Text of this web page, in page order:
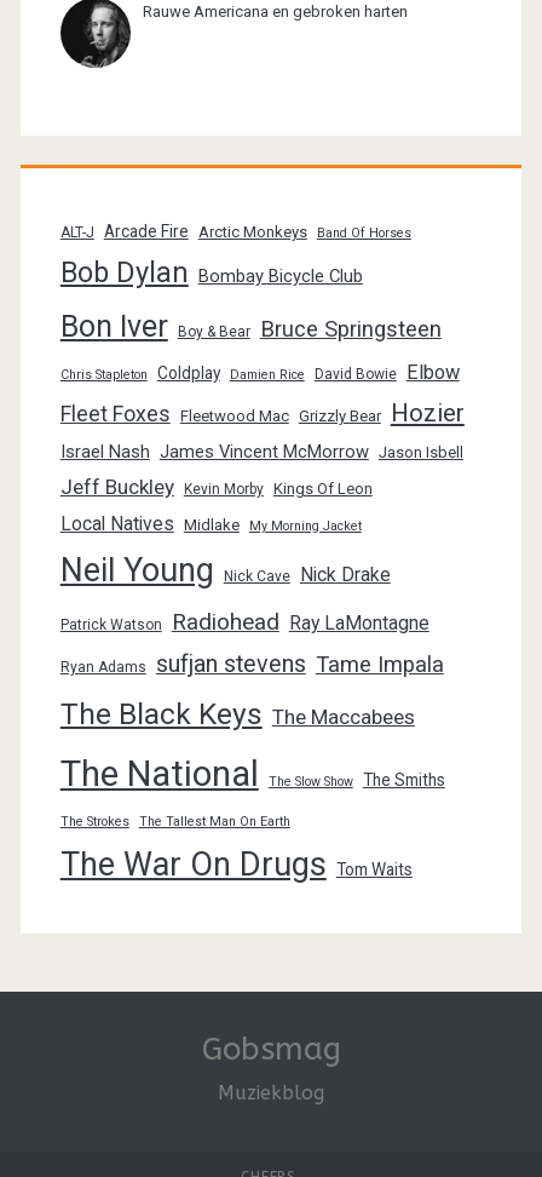
Rauwe Americana en gebroken harten
ALT-J Arcade Fire Arctic Monkeys Band Of Horses
Bob Dylan Bombay Bicycle Club
Bon Iver Boy & Bear Bruce Springsteen
Chris Stapleton Coldplay Damien Rice David Bowie Elbow
Fleet Foxes Fleetwood Mac Grizzly Bear Hozier
Israel Nash James Vincent McMorrow Jason Isbell
Jeff Buckley Kevin Morby Kings Of Leon
Local Natives Midlake My Morning Jacket
Neil Young Nick Cave Nick Drake
Patrick Watson Radiohead Ray LaMontagne
Ryan Adams sufjan stevens Tame Impala
The Black Keys The Maccabees
The National The Slow Show The Smiths
The Strokes The Tallest Man On Earth
The War On Drugs Tom Waits
Gobsmag
Muziekblog